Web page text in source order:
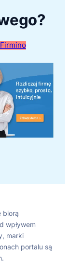
Firmino
biorą
wpływem
marki
portalu są